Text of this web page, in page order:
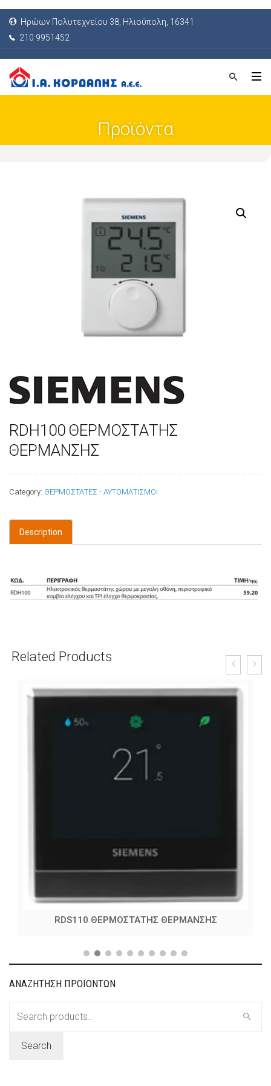
Ηρώων Πολυτεχνείου 38, Ηλιούπολη, 16341
210 9951452
Προϊόντα
RDH100 ΘΕΡΜΟΣΤΑΤΗΣ
ΘΕΡΜΑΝΣΗΣ
Category: ΘΕΡΜΟΣΤΑΤΕΣ - ΑΥΤΟΜΑΤΙΣΜΟΙ
Description
Related Products
RDS110 ΘΕΡΜΟΣΤΑΤΗΣ ΘΕΡΜΑΝΣΗΣ
ΑΝΑΖΗΤΗΣΗ ΠΡΟΪΟΝΤΩΝ
Search